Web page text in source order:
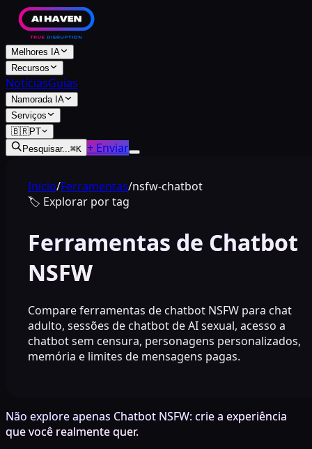
Melhores IA
Recursos
NotíciasGuias
Namorada IA
Serviços
🇧🇷PT
Pesquisar...⌘K + Enviar
Início/Ferramentas/nsfw-chatbot
🏷️ Explorar por tag
Ferramentas de Chatbot
NSFW
Compare ferramentas de chatbot NSFW para chat
adulto, sessões de chatbot de AI sexual, acesso a
chatbot sem censura, personagens personalizados,
memória e limites de mensagens pagas.
Não explore apenas Chatbot NSFW: crie a experiência
que você realmente quer.